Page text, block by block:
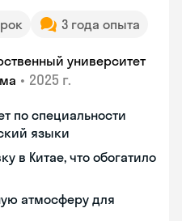
3 года опыта
университет
• 2025 г.
по специальности
языки
в Китае, что обогатило
атмосферу для